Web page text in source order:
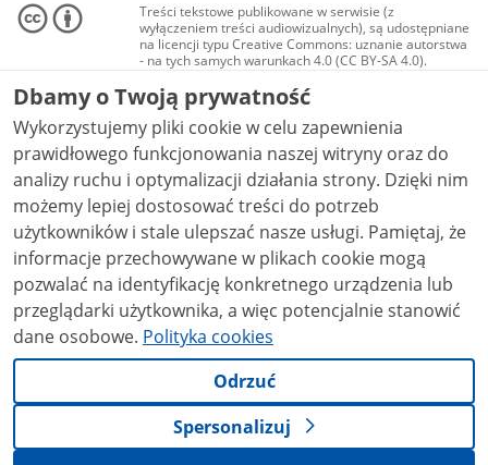
Treści tekstowe publikowane w serwisie (z
wyłączeniem treści audiowizualnych), są udostępniane
na licencji typu Creative Commons: uznanie autorstwa
- na tych samych warunkach 4.0 (CC BY-SA 4.0).
Materiały audiowizualne, w tym zdjęcia, materiały
audio i wideo, są udostępniane na licencji typu
Creative Commons: uznanie autorstwa użycie
niekomercyjne - bez utworów zależnych 4.0 (CC BY-
NC-ND 4.0), o ile nie jest to stwierdzone inaczej.
Dbamy o Twoją prywatność
Wykorzystujemy pliki cookie w celu zapewnienia
prawidłowego funkcjonowania naszej witryny oraz do
analizy ruchu i optymalizacji działania strony. Dzięki nim
możemy lepiej dostosować treści do potrzeb
użytkowników i stale ulepszać nasze usługi. Pamiętaj, że
informacje przechowywane w plikach cookie mogą
pozwalać na identyfikację konkretnego urządzenia lub
przeglądarki użytkownika, a więc potencjalnie stanowić
dane osobowe. Polityka cookies
Odrzuć
Spersonalizuj